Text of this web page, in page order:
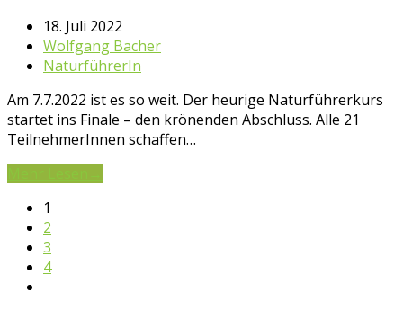
18. Juli 2022
Wolfgang Bacher
NaturführerIn
Am 7.7.2022 ist es so weit. Der heurige Naturführerkurs
startet ins Finale – den krönenden Abschluss. Alle 21
TeilnehmerInnen schaffen…
1
2
3
4